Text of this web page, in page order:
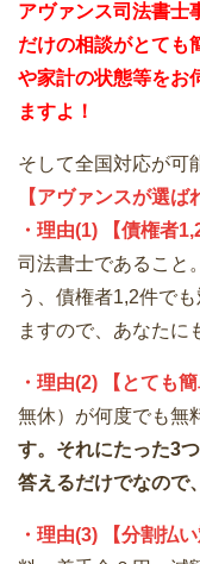
アヴァンス司法書士
だけの相談がとても
や家計の状態等をお
ますよ！
そして全国対応が可
【アヴァンスが選ば
・理由(1) 【債権者
司法書士であること
う、債権者1,2件で
ますので、あなたに
・理由(2) 【とても
無休）が何度でも無
す。それにたった3
答えるだけでなので
・理由(3) 【分割払